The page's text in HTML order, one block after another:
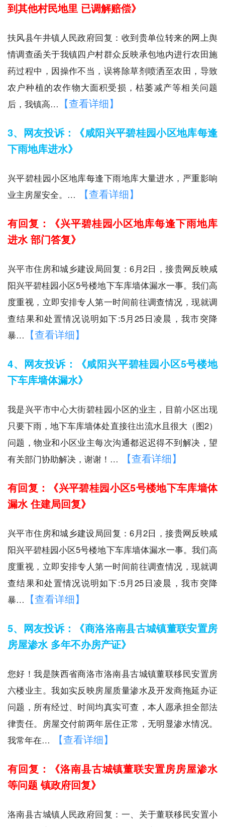
到其他村民地里 已调解赔偿》
扶风县午井镇人民政府回复：收到贵单位转来的网上舆
情调查函关于我镇四户村群众反映承包地内进行农田施
药过程中，因操作不当，误将除草剂喷洒至农田，导致
农户种植的农作物大面积受损，枯萎减产等相关问题
后，我镇高… 【查看详细】
3、网友投诉：《咸阳兴平碧桂园小区地库每逢
下雨地库进水》
兴平碧桂园小区地库每逢下雨地库大量进水，严重影响
业主房屋安全。…
【查看详细】
有回复：《兴平碧桂园小区地库每逢下雨地库
进水 部门答复》
兴平市住房和城乡建设局回复：6月2日，接贵网反映咸
阳兴平碧桂园小区5号楼地下车库墙体漏水一事。我们高
度重视，立即安排专人第一时间前往调查情况，现就调
查结果和处置情况说明如下:5月25日凌晨，我市突降
暴… 【查看详细】
4、网友投诉：《咸阳兴平碧桂园小区5号楼地
下车库墙体漏水》
我是兴平市中心大街碧桂园小区的业主，目前小区出现
只要下雨，地下车库墙体处直接往出流水且很大（图2）
问题，物业和小区业主每次沟通都迟迟得不到解决，望
有关部门协助解决，谢谢！…
【查看详细】
有回复：《兴平碧桂园小区5号楼地下车库墙体
漏水 住建局回复》
兴平市住房和城乡建设局回复：6月2日，接贵网反映咸
阳兴平碧桂园小区5号楼地下车库墙体漏水一事。我们高
度重视，立即安排专人第一时间前往调查情况，现就调
查结果和处置情况说明如下:5月25日凌晨，我市突降
暴… 【查看详细】
5、网友投诉：《商洛洛南县古城镇董联安置房
房屋渗水 多年不办房产证》
您好！我是陕西省商洛市洛南县古城镇董联移民安置房
六楼业主。我如实反映房屋质量渗水及开发商拖延办证
问题，所有经过、时间均真实可查，本人愿承担全部法
律责任。房屋交付前两年居住正常，无明显渗水情况。
我常年在…
【查看详细】
有回复：《洛南县古城镇董联安置房房屋渗水
等问题 镇政府回复》
洛南县古城镇人民政府回复：一、关于董联移民安置小